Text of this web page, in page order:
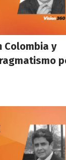
Colombia y